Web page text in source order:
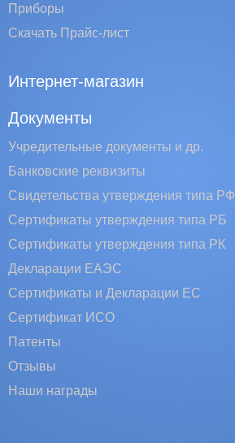
Приборы
Скачать Прайс-лист
Интернет-магазин
Документы
Учредительные документы и др.
Банковские реквизиты
Свидетельства утверждения типа РФ
Сертификаты утверждения типа РБ
Сертификаты утверждения типа РК
Декларации ЕАЭС
Сертификаты и Декларации EC
Сертификат ИСО
Патенты
Отзывы
Наши награды